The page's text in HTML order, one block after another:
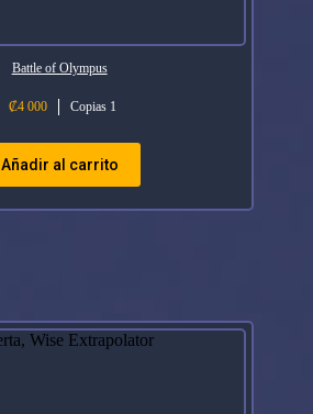
Battle of Olympus
₡4 000 Copias 1
Añadir al carrito